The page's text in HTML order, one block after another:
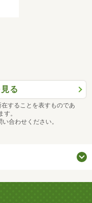
る
することを表すものであ
。
合わせください。